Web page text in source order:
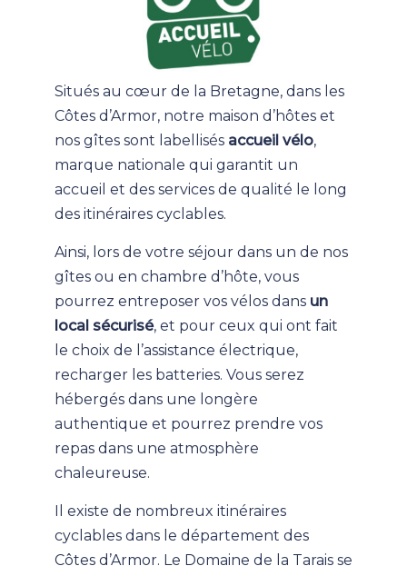
Situés au cœur de la Bretagne, dans les
Côtes d’Armor, notre maison d’hôtes et
nos gîtes sont labellisés accueil vélo,
marque nationale qui garantit un
accueil et des services de qualité le long
des itinéraires cyclables.
Ainsi, lors de votre séjour dans un de nos
gîtes ou en chambre d’hôte, vous
pourrez entreposer vos vélos dans un
local sécurisé, et pour ceux qui ont fait
le choix de l’assistance électrique,
recharger les batteries. Vous serez
hébergés dans une longère
authentique et pourrez prendre vos
repas dans une atmosphère
chaleureuse.
Il existe de nombreux itinéraires
cyclables dans le département des
Côtes d’Armor. Le Domaine de la Tarais se